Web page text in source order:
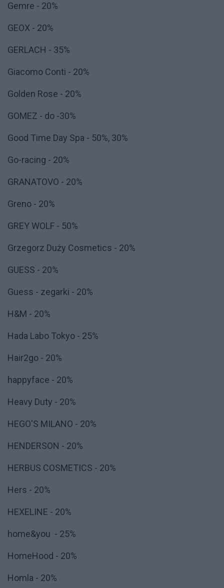
Gemre - 20%
GEOX - 20%
GERLACH - 35%
Giacomo Conti - 20%
Golden Rose - 20%
GOMEZ - do -30%
Good Time Day Spa - 50%, 30%
Go-racing - 20%
GRANATOVO - 20%
Greno - 20%
GREY WOLF - 50%
Grzegorz Duży Cosmetics - 20%
GUESS - 20%
Guess - zegarki - 20%
H&M - 20%
Hada Labo Tokyo - 25%
Hair2go - 20%
happyface - 20%
Heavy Duty - 20%
HEGO'S MILANO - 20%
HENDERSON - 20%
HERBUS COSMETICS - 20%
Hers - 20%
HEXELINE - 20%
home&you - 25%
HomeHood - 20%
Homla - 20%